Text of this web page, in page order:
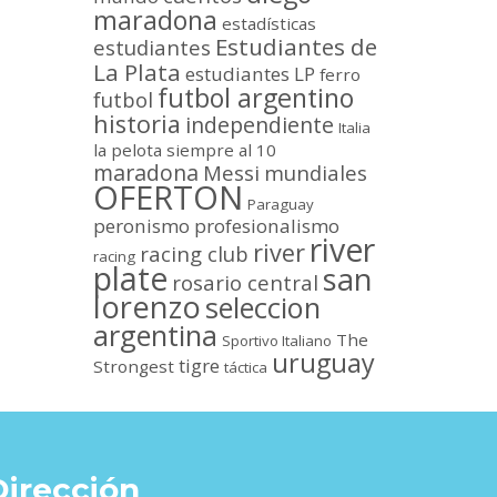
maradona estadísticas
estudiantes Estudiantes de
La Plata estudiantes LP ferro
futbol futbol argentino
historia independiente Italia
la pelota siempre al 10
maradona Messi mundiales
OFERTON Paraguay
peronismo profesionalismo
racing racing club river river
plate rosario central san
lorenzoseleccion
argentina Sportivo Italiano The
Strongest tigre táctica uruguay